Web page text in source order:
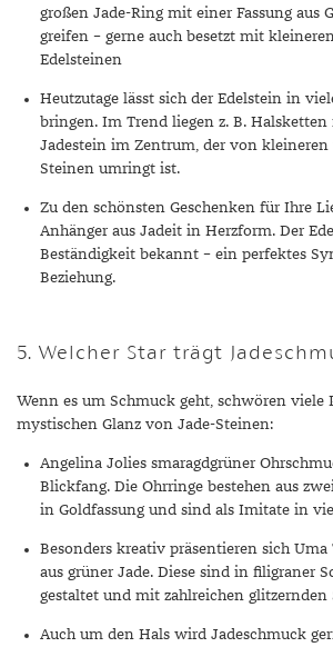
großen Jade-Ring mit einer Fassung aus
greifen – gerne auch besetzt mit
Edelsteinen
Heutzutage lässt sich der Edelstein in
bringen. Im Trend liegen z. B.
Jadestein im Zentrum, der von
Steinen umringt ist.
Zu den schönsten Geschenken für Ihre
Anhänger aus Jadeit in Herzform. Der
Beständigkeit bekannt – ein perfektes
Beziehung.
5. Welcher Star trägt
Wenn es um Schmuck geht, schwören viele
mystischen Glanz von Jade-Steinen:
Angelina Jolies smaragdgrüner
Blickfang. Die Ohrringe bestehen aus
in Goldfassung und sind als Imitate in
Besonders kreativ präsentieren sich
aus grüner Jade. Diese sind in filigraner
gestaltet und mit zahlreichen glitzernden
Auch um den Hals wird Jadeschmuck